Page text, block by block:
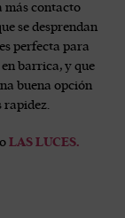
más contacto
se desprendan
perfecta para
barrica, y que
buena opción
rapidez.
LAS LUCES.